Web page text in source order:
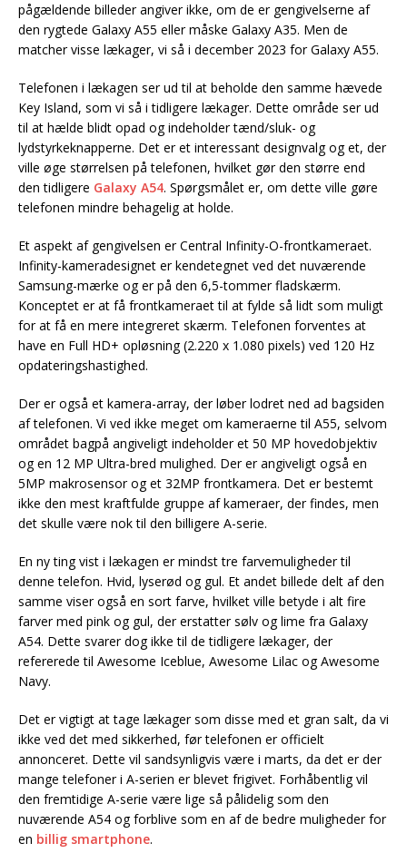
pågældende billeder angiver ikke, om de er gengivelserne af
den rygtede Galaxy A55 eller måske Galaxy A35. Men de
matcher visse lækager, vi så i december 2023 for Galaxy A55.
Telefonen i lækagen ser ud til at beholde den samme hævede
Key Island, som vi så i tidligere lækager. Dette område ser ud
til at hælde blidt opad og indeholder tænd/sluk- og
lydstyrkeknapperne. Det er et interessant designvalg og et, der
ville øge størrelsen på telefonen, hvilket gør den større end
den tidligere Galaxy A54. Spørgsmålet er, om dette ville gøre
telefonen mindre behagelig at holde.
Et aspekt af gengivelsen er Central Infinity-O-frontkameraet.
Infinity-kameradesignet er kendetegnet ved det nuværende
Samsung-mærke og er på den 6,5-tommer fladskærm.
Konceptet er at få frontkameraet til at fylde så lidt som muligt
for at få en mere integreret skærm. Telefonen forventes at
have en Full HD+ opløsning (2.220 x 1.080 pixels) ved 120 Hz
opdateringshastighed.
Der er også et kamera-array, der løber lodret ned ad bagsiden
af telefonen. Vi ved ikke meget om kameraerne til A55, selvom
området bagpå angiveligt indeholder et 50 MP hovedobjektiv
og en 12 MP Ultra-bred mulighed. Der er angiveligt også en
5MP makrosensor og et 32MP frontkamera. Det er bestemt
ikke den mest kraftfulde gruppe af kameraer, der findes, men
det skulle være nok til den billigere A-serie.
En ny ting vist i lækagen er mindst tre farvemuligheder til
denne telefon. Hvid, lyserød og gul. Et andet billede delt af den
samme viser også en sort farve, hvilket ville betyde i alt fire
farver med pink og gul, der erstatter sølv og lime fra Galaxy
A54. Dette svarer dog ikke til de tidligere lækager, der
refererede til Awesome Iceblue, Awesome Lilac og Awesome
Navy.
Det er vigtigt at tage lækager som disse med et gran salt, da vi
ikke ved det med sikkerhed, før telefonen er officielt
annonceret. Dette vil sandsynligvis være i marts, da det er der
mange telefoner i A-serien er blevet frigivet. Forhåbentlig vil
den fremtidige A-serie være lige så pålidelig som den
nuværende A54 og forblive som en af de bedre muligheder for
en billig smartphone.